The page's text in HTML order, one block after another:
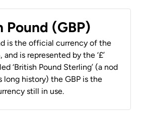
Pound (GBP)
is the official currency of the
is represented by the ‘£’
‘British Pound Sterling’ (a nod
long history) the GBP is the
still in use.